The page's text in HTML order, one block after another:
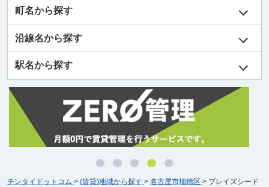
町名から探す
沿線名から探す
駅名から探す
チンタイドットコム > (賃貸)地域から探す > 名古屋市瑞穂区 > プレイズシード